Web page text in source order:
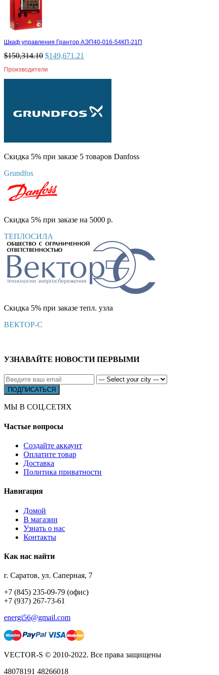
Шкаф управления Грантор АЭП40-016-54КП-21П
$150,314.10 $149,671.21
Производители
Скидка 5% при заказе 5 товаров Danfoss
Grundfos
Скидка 5% при заказе на 5000 р.
ТЕПЛОСИЛА
Скидка 5% при заказе тепл. узла
ВЕКТОР-С
УЗНАВАЙТЕ НОВОСТИ ПЕРВЫМИ
МЫ В СОЦ.СЕТЯХ
Частые вопросы
Создайте аккаунт
Оплатите товар
Доставка
Политика приватности
Навигация
Домой
В магазин
Узнать о нас
Контакты
Как нас найти
г. Саратов, ул. Саперная, 7
+7 (845) 235-09-79 (офис)
+7 (937) 267-73-61
energi56@gmail.com
VECTOR-S © 2010-2022. Все права защищены
48078191 48266018